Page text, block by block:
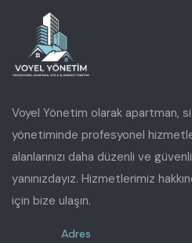
Voyel Yönetim olarak apartman,
yönetiminde profesyonel
alanlarınızı daha düzenli ve
yanınızdayız. Hizmetlerimiz
için bize ulaşın.
Adres